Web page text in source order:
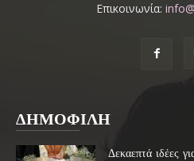
Επικοινωνία:
ΔΗΜΟΦΙΛΗ
Δεκαεπτά ιδέες